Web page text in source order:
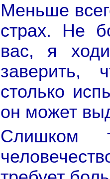
Меньше
страх. Не
вас, я
заверить,
столько
он может
Слишком